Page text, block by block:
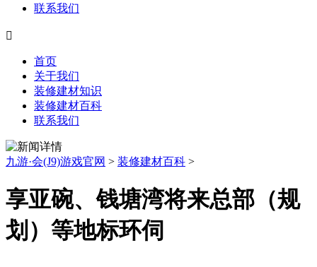
联系我们

首页
关于我们
装修建材知识
装修建材百科
联系我们
九游·会(J9)游戏官网 > 装修建材百科 >
享亚碗、钱塘湾将来总部（规
划）等地标环伺